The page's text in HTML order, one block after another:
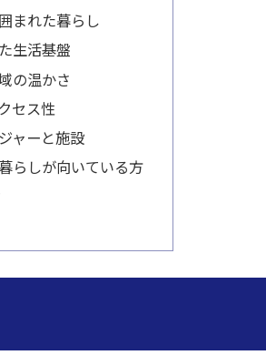
まれた暮らし
生活基盤
の温かさ
セス性
ャーと施設
らしが向いている方